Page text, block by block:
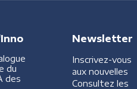
du
des
Newsletter
Inscrivez-vous
aux nouvelles
Consultez les